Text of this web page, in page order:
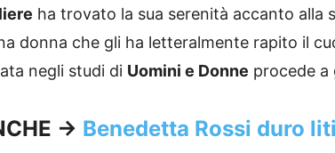
ha trovato la sua serenità accanto alla
donna che gli ha letteralmente rapito il
negli studi di Uomini e Donne procede a
-> Benedetta Rossi duro